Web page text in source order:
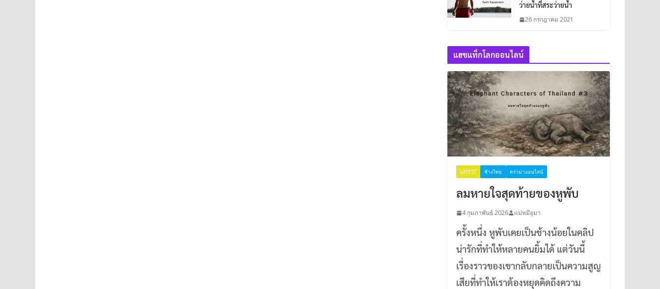
ว่ายน้ำที่สระว่ายน้ำ
26 กรกฎาคม 2021
แฮชแท็กโลกออนไลน์
LATEST ช้างไทย ดราม่าออนไลน์
ลมหายใจสุดท้ายของหูพับ
4 กุมภาพันธ์ 2026 แม่หมีอุมา
ครั้งหนึ่ง หูพับเคยเป็นช้างน้อยในคลิป
น่ารักที่ทำให้หลายคนยิ้มได้ แต่วันนี้
เรื่องราวของเขากลับกลายเป็นความสูญ
เสียที่ทำให้เราต้องหยุดคิดถึงความ